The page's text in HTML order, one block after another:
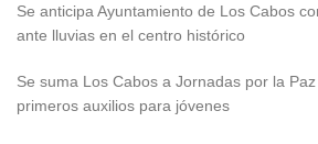
Se anticipa Ayuntamiento de Los Cabos
ante lluvias en el centro histórico
Se suma Los Cabos a Jornadas por la
primeros auxilios para jóvenes